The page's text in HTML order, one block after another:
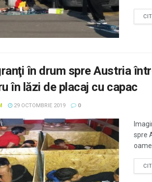
în drum spre Austria
în lăzi de placaj cu capac
29 OCTOMBRIE 2019 0
spre